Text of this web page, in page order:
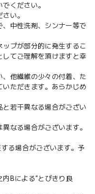
ください。
い。
、中性洗剤、シンナー等で
ップが部分的に発生するこ
してご理解を頂けますと幸
、他繊維の少々の付着、た
ただきます。あらかじめ
と若干異なる場合がござい
なる場合がございます。
る場合がございます。予
Bによる“とびきり良